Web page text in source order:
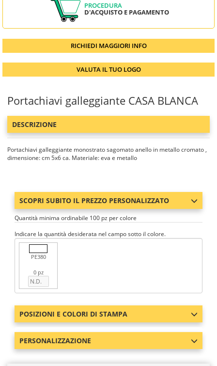
PROCEDURA
D'ACQUISTO E PAGAMENTO
RICHIEDI MAGGIORI INFO
VALUTA IL TUO LOGO
Portachiavi galleggiante CASA BLANCA
DESCRIZIONE
Portachiavi galleggiante monostrato sagomato anello in metallo cromato ,
dimensione: cm 5x6 ca. Materiale: eva e metallo
SCOPRI SUBITO IL PREZZO PERSONALIZZATO
Quantità minima ordinabile 100 pz per colore
Indicare la quantità desiderata nel campo sotto il colore.
PE380
0 pz
POSIZIONI E COLORI DI STAMPA
PERSONALIZZAZIONE